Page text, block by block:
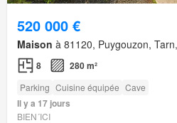
520 000 €
Maison à 81120, Puygouzon,
8 280 m²
Parking Cuisine équipée Cave
Il y a 17 jours
BIEN´ICI